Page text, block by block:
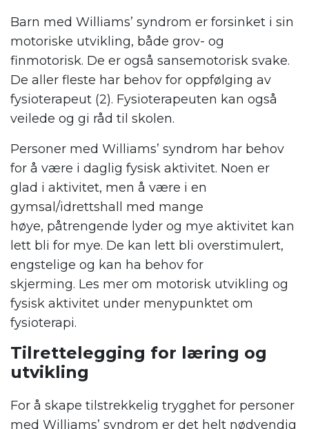
Barn med Williams’ syndrom er forsinket i sin
motoriske utvikling, både grov- og
finmotorisk. De er også sansemotorisk svake.
De aller fleste har behov for oppfølging av
fysioterapeut (2). Fysioterapeuten kan også
veilede og gi råd til skolen.
Personer med Williams’ syndrom har behov
for å være i daglig fysisk aktivitet. Noen er
glad i aktivitet, men å være i en
gymsal/idrettshall med mange
høye, påtrengende lyder og mye aktivitet kan
lett bli for mye. De kan lett bli overstimulert,
engstelige og kan ha behov for
skjerming. Les mer om motorisk utvikling og
fysisk aktivitet under menypunktet om
fysioterapi.
Tilrettelegging for læring og
utvikling
For å skape tilstrekkelig trygghet for personer
med Williams’ syndrom er det helt nødvendig